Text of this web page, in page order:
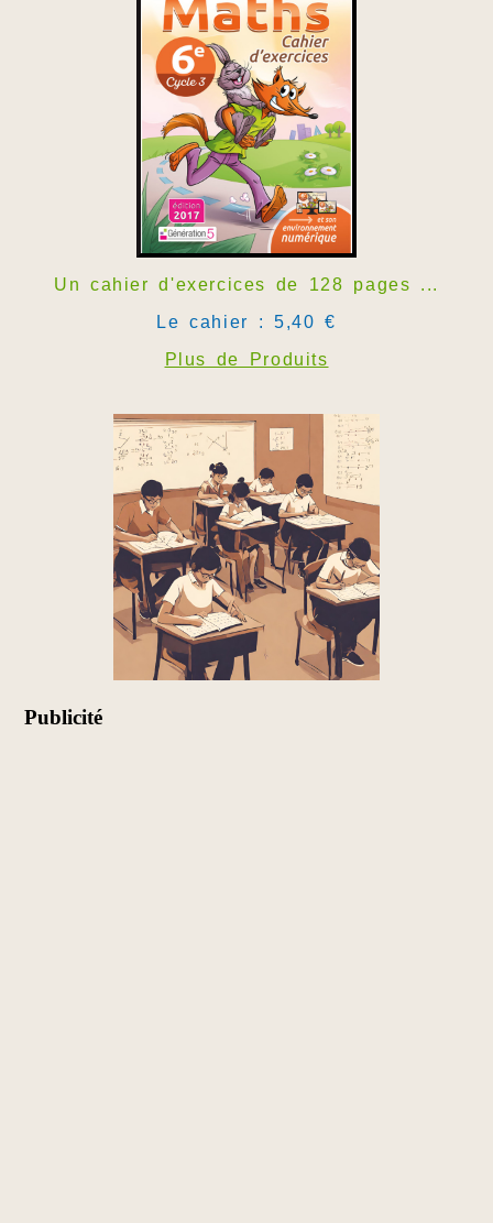
Un cahier d'exercices de 128 pages ...
Le cahier : 5,40 €
Plus de Produits
Publicité